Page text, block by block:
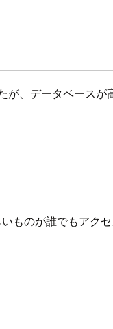
、データベース
ものが誰でもア